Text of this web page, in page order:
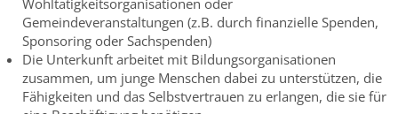
Wohltätigkeitsorganisationen oder
Gemeindeveranstaltungen (z.B. durch finanzielle Spenden,
Sponsoring oder Sachspenden)
Die Unterkunft arbeitet mit Bildungsorganisationen
zusammen, um junge Menschen dabei zu unterstützen, die
Fähigkeiten und das Selbstvertrauen zu erlangen, die sie für